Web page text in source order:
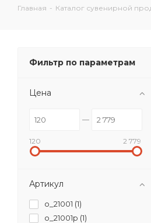
Главная - Каталог сувенирной
Фильтр по параметрам
Цена
120 2 779
Артикул
o_21001 (1)
o_21001p (1)